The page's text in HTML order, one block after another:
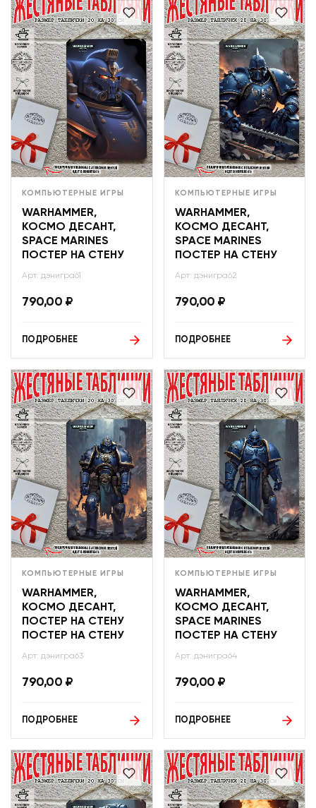
КОМПЬЮТЕРНЫЕ ИГРЫ
WARHAMMER,
КОСМО ДЕСАНТ,
SPACE MARINES
ПОСТЕР НА СТЕНУ
Арт: дэнигра61
790,00 ₽
ПОДРОБНЕЕ
КОМПЬЮТЕРНЫЕ ИГРЫ
WARHAMMER,
КОСМО ДЕСАНТ,
SPACE MARINES
ПОСТЕР НА СТЕНУ
Арт: дэнигра62
790,00 ₽
ПОДРОБНЕЕ
КОМПЬЮТЕРНЫЕ ИГРЫ
WARHAMMER,
КОСМО ДЕСАНТ,
ПОСТЕР НА СТЕНУ
ПОСТЕР НА СТЕНУ
Арт: дэнигра63
790,00 ₽
ПОДРОБНЕЕ
КОМПЬЮТЕРНЫЕ ИГРЫ
WARHAMMER,
КОСМО ДЕСАНТ,
SPACE MARINES
ПОСТЕР НА СТЕНУ
Арт: дэнигра64
790,00 ₽
ПОДРОБНЕЕ